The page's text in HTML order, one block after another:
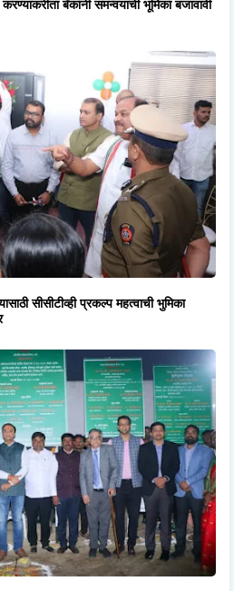
बँकांनी समन्वयाची भूमिका बजावावी
सीसीटीव्ही प्रकल्प महत्वाची भुमिका